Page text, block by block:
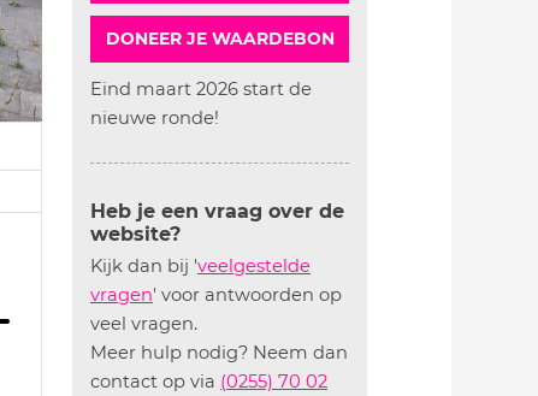
DONEER JE WAARDEBON
Eind maart 2026 start de
nieuwe ronde!
Heb je een vraag over de
website?
Kijk dan bij 'veelgestelde
vragen' voor antwoorden op
veel vragen.
Meer hulp nodig? Neem dan
contact op via (0255) 70 02